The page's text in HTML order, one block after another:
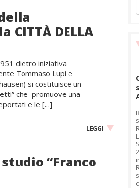
DELLA
dietro iniziativa
Tommaso Lupi e
si costituisce un
che promuove una
e le […]
LEGGI
“Franco